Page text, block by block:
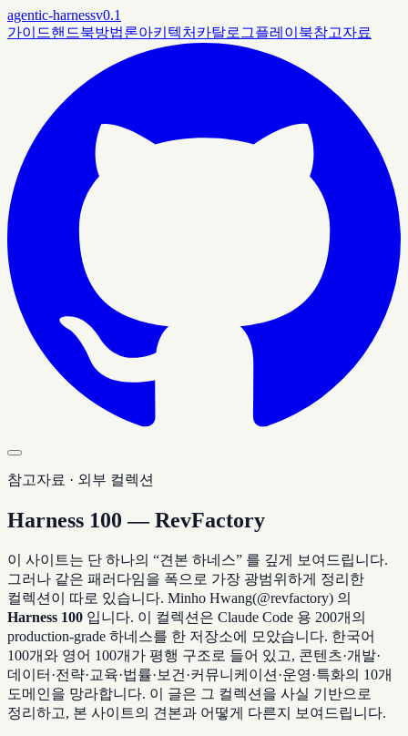
agentic-harnessv0.1
가이드핸드북방법론아키텍처 카탈로그플레이북참고자료
참고자료 · 외부 컬렉션
Harness 100 — RevFactory
이 사이트는 단 하나의 “견본 하네스” 를 깊게 보여드립니다.
그러나 같은 패러다임을 폭으로 가장 광범위하게 정리한
컬렉션이 따로 있습니다. Minho Hwang(@revfactory) 의
Harness 100 입니다. 이 컬렉션은 Claude Code 용 200개의
production-grade 하네스를 한 저장소에 모았습니다. 한국어
100개와 영어 100개가 평행 구조로 들어 있고, 콘텐츠·개발·
데이터·전략·교육·법률·보건·커뮤니케이션·운영·특화의 10개
도메인을 망라합니다. 이 글은 그 컬렉션을 사실 기반으로
정리하고, 본 사이트의 견본과 어떻게 다른지 보여드립니다.